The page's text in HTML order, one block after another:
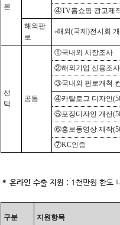
본
④TV홈쇼핑 광고제
해외판
로
◦해외 (국제 )전시회
선
택
공통
①국내외 시장조사
②해외기업 신용조사
③국내외 판로개척
④카탈로그 디자인
⑤포장디자인 개선
⑥홍보동영상 제작
⑦KC인증
＊ 온라인 수출 지원 : 1천만원 한도
구분 지원항목